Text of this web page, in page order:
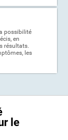
possibilité
en
résultats.
les
le